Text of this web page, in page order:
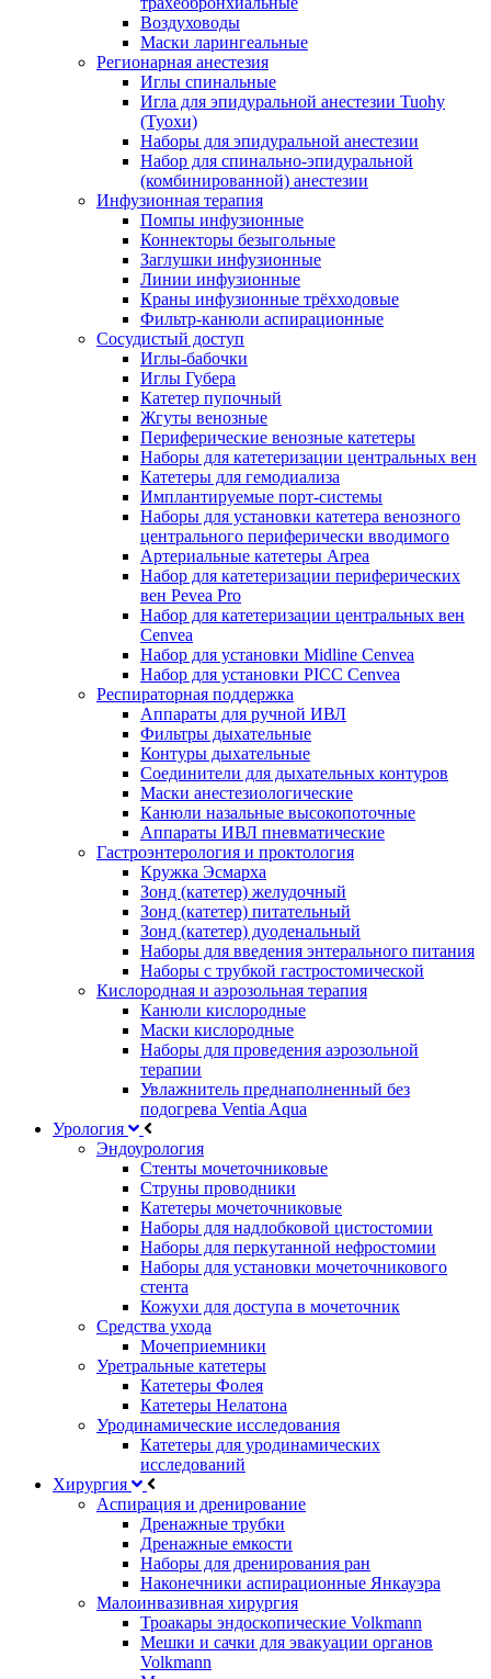
Воздуховоды
Маски ларингеальные
Регионарная анестезия
Иглы спинальные
Игла для эпидуральной анестезии Tuohy
(Туохи)
Наборы для эпидуральной анестезии
Набор для спинально-эпидуральной
(комбинированной) анестезии
Инфузионная терапия
Помпы инфузионные
Коннекторы безыгольные
Заглушки инфузионные
Линии инфузионные
Краны инфузионные трёхходовые
Фильтр-канюли аспирационные
Сосудистый доступ
Иглы-бабочки
Иглы Губера
Катетер пупочный
Жгуты венозные
Периферические венозные катетеры
Наборы для катетеризации центральных вен
Катетеры для гемодиализа
Имплантируемые порт‑системы
Наборы для установки катетера венозного
центрального периферически вводимого
Артериальные катетеры Arpea
Набор для катетеризации периферических
вен Pevea Pro
Набор для катетеризации центральных вен
Cenvea
Набор для установки Midline Cenvea
Набор для установки PICC Cenvea
Респираторная поддержка
Аппараты для ручной ИВЛ
Фильтры дыхательные
Контуры дыхательные
Соединители для дыхательных контуров
Маски анестезиологические
Канюли назальные высокопоточные
Аппараты ИВЛ пневматические
Гастроэнтерология и проктология
Кружка Эсмарха
Зонд (катетер) желудочный
Зонд (катетер) питательный
Зонд (катетер) дуоденальный
Наборы для введения энтерального питания
Наборы с трубкой гастростомической
Кислородная и аэрозольная терапия
Канюли кислородные
Маски кислородные
Наборы для проведения аэрозольной
терапии
Увлажнитель преднаполненный без
подогрева Ventia Aqua
Урология
Эндоурология
Стенты мочеточниковые
Струны проводники
Катетеры мочеточниковые
Наборы для надлобковой цистостомии
Наборы для перкутанной нефростомии
Наборы для установки мочеточникового
стента
Кожухи для доступа в мочеточник
Средства ухода
Мочеприемники
Уретральные катетеры
Катетеры Фолея
Катетеры Нелатона
Уродинамические исследования
Катетеры для уродинамических
исследований
Хирургия
Аспирация и дренирование
Дренажные трубки
Дренажные емкости
Наборы для дренирования ран
Наконечники аспирационные Янкауэра
Малоинвазивная хирургия
Троакары эндоскопические Volkmann
Мешки и сачки для эвакуации органов
Volkmann